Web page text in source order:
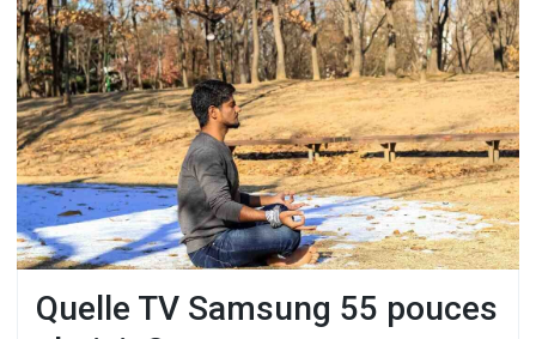
Quelle TV Samsung 55 pouces